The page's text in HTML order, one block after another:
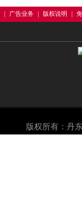
广告业务 版权说明
版权所有：